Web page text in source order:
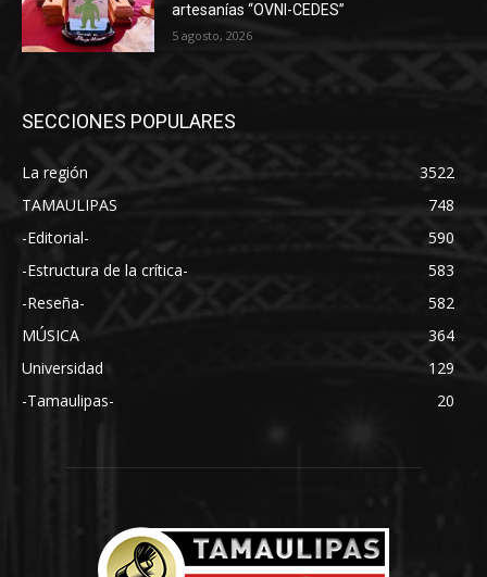
artesanías “OVNI-CEDES”
5 agosto, 2026
SECCIONES POPULARES
La región
3522
TAMAULIPAS
748
-Editorial-
590
-Estructura de la crítica-
583
-Reseña-
582
MÚSICA
364
Universidad
129
-Tamaulipas-
20